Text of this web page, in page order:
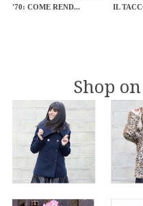
'70: COME REND...
IL
Shop